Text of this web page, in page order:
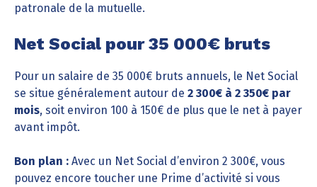
patronale de la mutuelle.
Net Social pour 35 000€ bruts
Pour un salaire de 35 000€ bruts annuels, le Net Social
se situe généralement autour de 2 300€ à 2 350€ par
mois, soit environ 100 à 150€ de plus que le net à payer
avant impôt.
Bon plan : Avec un Net Social d’environ 2 300€, vous
pouvez encore toucher une Prime d’activité si vous